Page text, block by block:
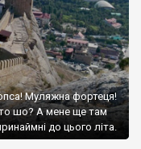
Муляжна фортеця!
то шо? А мене ще там
до цього літа.